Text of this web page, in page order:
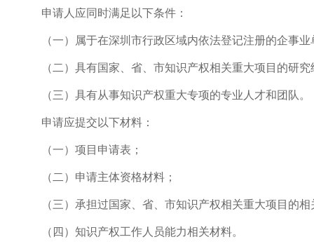
申请人应同时满足以下条件：
（一）属于在深圳市行政区域内依法登记注册的企事业
（二）具有国家、省、市知识产权相关重大项目的研究
（三）具有从事知识产权重大专项的专业人才和团队。
申请应提交以下材料：
（一）项目申请表；
（二）申请主体资格材料；
（三）承担过国家、省、市知识产权相关重大项目的相
（四）知识产权工作人员能力相关材料。